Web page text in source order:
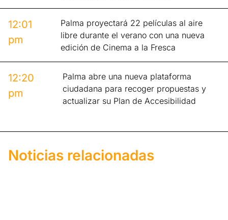
12:01
pm
Palma proyectará 22 películas al aire
libre durante el verano con una nueva
edición de Cinema a la Fresca
12:20
pm
Palma abre una nueva plataforma
ciudadana para recoger propuestas y
actualizar su Plan de Accesibilidad
Noticias relacionadas